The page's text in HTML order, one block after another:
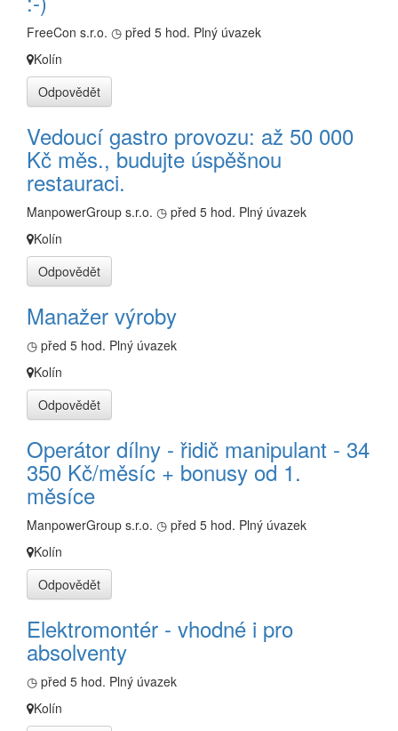
FreeCon s.r.o. ◷ před 5 hod. Plný úvazek
Kolín
Odpovědět
Vedoucí gastro provozu: až 50 000
Kč měs., budujte úspěšnou
restauraci.
ManpowerGroup s.r.o. ◷ před 5 hod. Plný úvazek
Kolín
Odpovědět
Manažer výroby
◷ před 5 hod. Plný úvazek
Kolín
Odpovědět
Operátor dílny - řidič manipulant - 34
350 Kč/měsíc + bonusy od 1.
měsíce
ManpowerGroup s.r.o. ◷ před 5 hod. Plný úvazek
Kolín
Odpovědět
Elektromontér - vhodné i pro
absolventy
◷ před 5 hod. Plný úvazek
Kolín